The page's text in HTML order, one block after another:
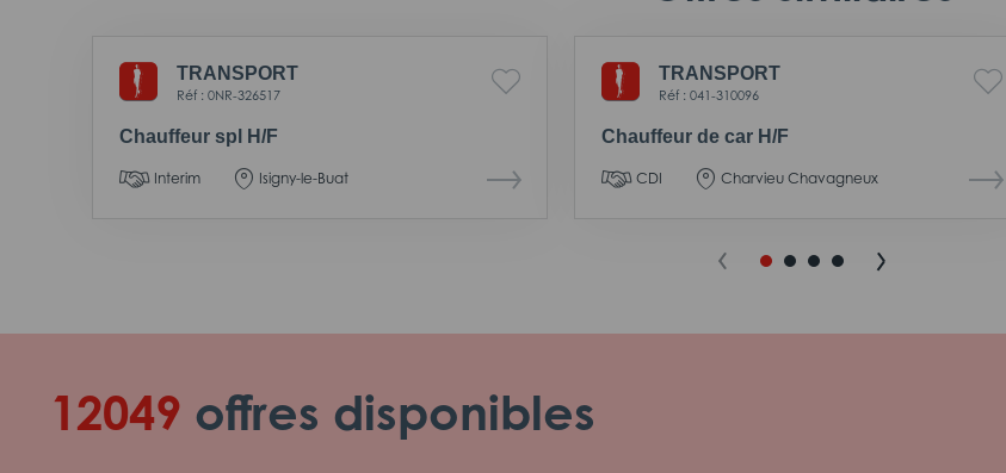
TRANSPORT
Réf : 0NR-326517
Chauffeur spl H/F
Interim Isigny-le-Buat
TRANSPORT
Réf : 041-310096
Chauffeur de car H/F
CDI Charvieu Chavagneux
12049 offres disponibles